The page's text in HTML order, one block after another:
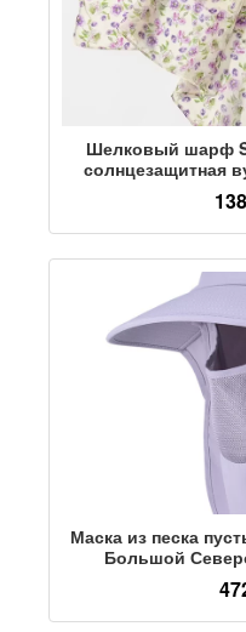
Шелковый шарф
солнцезащитная
женская маска,
защита шеи,
из шелка
Маска из песка
Большой
Дуньхуан,
крем для
для